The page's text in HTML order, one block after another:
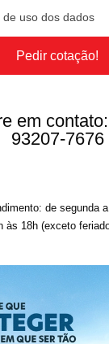
uso dos dados
Pedir cotação!
em contato:
93207-7676
de segunda
às 18h (exceto